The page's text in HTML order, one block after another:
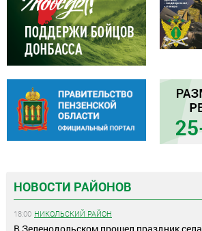
НОВОСТИ РАЙОНОВ
18:00 НИКОЛЬСКИЙ РАЙОН